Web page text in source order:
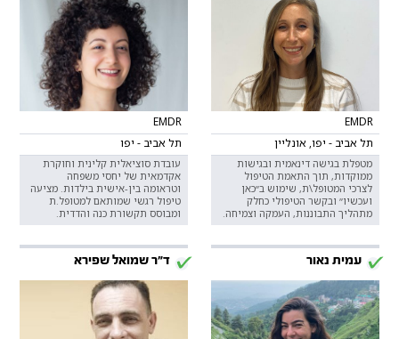
EMDR
תל אביב - יפו, אונליין
מטפלת בגישה דינאמית ובגישות
ממוקדות, תוך התאמת הטיפול
לצרכי המטופל\ת, שימוש ב״כאן
ועכשיו״ ובקשר הטיפולי כחלק
מתהליך התבוננות, העמקה וצמיחה.
EMDR
תל אביב - יפו
עובדת סוציאלית קלינית וחוקרת
אקדמאית של יחסי משפחה
וטראומה בין-אישית בילדות. מציעה
טיפול רגשי שמותאם למטופל.ת
ומבוסס תקשורת כנה והדדית.
עמית נאור ד"ר שמואל שפירא